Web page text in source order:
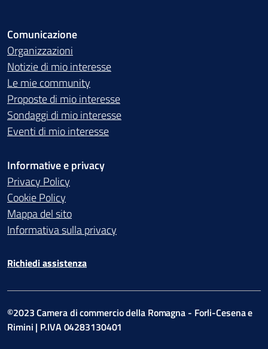
Comunicazione
Organizzazioni
Notizie di mio interesse
Le mie community
Proposte di mio interesse
Sondaggi di mio interesse
Eventi di mio interesse
Informative e privacy
Privacy Policy
Cookie Policy
Mappa del sito
Informativa sulla privacy
Richiedi assistenza
©2023 Camera di commercio della Romagna - Forli-Cesena e
Rimini | P.IVA 04283130401